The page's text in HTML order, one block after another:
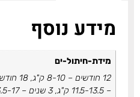
מידע נוסף
מידת-חיתול-ים